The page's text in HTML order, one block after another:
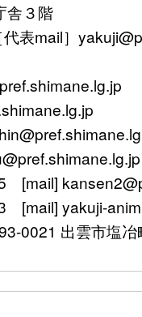
舎３階
表mail］
yakuji-
雲市塩冶町